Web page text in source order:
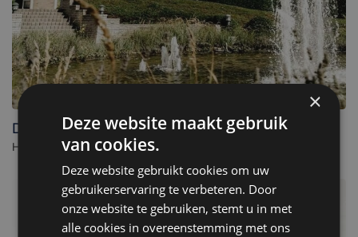
Domein Westhoek
Hotel à Oostduinkerke. - Belgique
×
Deze website maakt gebruik
van cookies.
Deze website gebruikt cookies om uw
gebruikerservaring te verbeteren. Door
onze website te gebruiken, stemt u in met
alle cookies in overeenstemming met ons